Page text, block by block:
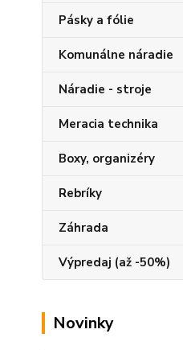
Pásky a fólie
Komunálne náradie
Náradie - stroje
Meracia technika
Boxy, organizéry
Rebríky
Záhrada
Výpredaj (až -50%)
Novinky